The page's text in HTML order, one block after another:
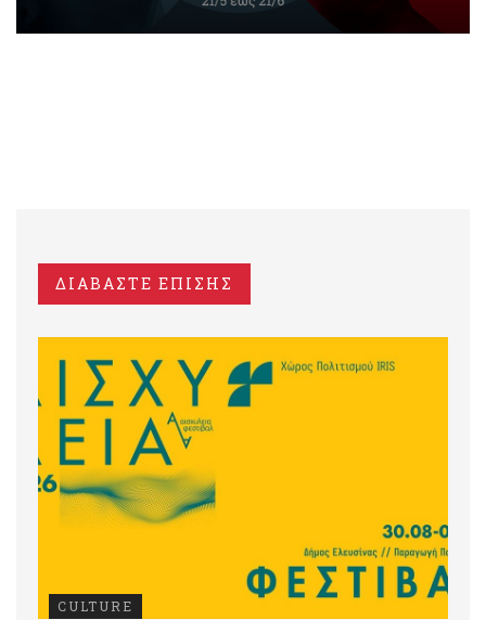
ΔΙΑΒΑΣΤΕ ΕΠΙΣΗΣ
CULTURE